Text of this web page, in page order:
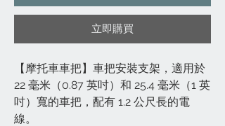
立即購買
【摩托車車把】車把安裝支架，適用於
22 毫米（0.87 英吋）和 25.4 毫米（1 英
吋）寬的車把，配有 1.2 公尺長的電
線。